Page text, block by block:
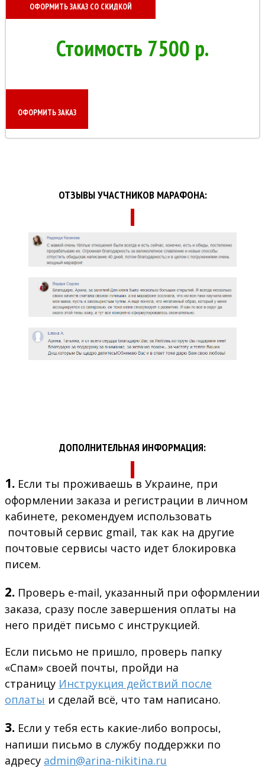
ОФОРМИТЬ ЗАКАЗ СО СКИДКОЙ
Стоимость 7500 р.
ОФОРМИТЬ ЗАКАЗ
ОТЗЫВЫ УЧАСТНИКОВ МАРАФОНА:
ДОПОЛНИТЕЛЬНАЯ ИНФОРМАЦИЯ:
1. Если ты проживаешь в Украине, при
оформлении заказа и регистрации в личном
кабинете, рекомендуем использовать
почтовый сервис gmail, так как на другие
почтовые сервисы часто идет блокировка
писем.
2. Проверь e-mail, указанный при оформлении
заказа, сразу после завершения оплаты на
него придёт письмо с инструкцией.
Если письмо не пришло, проверь папку
«Спам» своей почты, пройди на
страницу Инструкция действий после
оплаты и сделай всё, что там написано.
3. Если у тебя есть какие-либо вопросы,
напиши письмо в службу поддержки по
адресу admin@arina-nikitina.ru